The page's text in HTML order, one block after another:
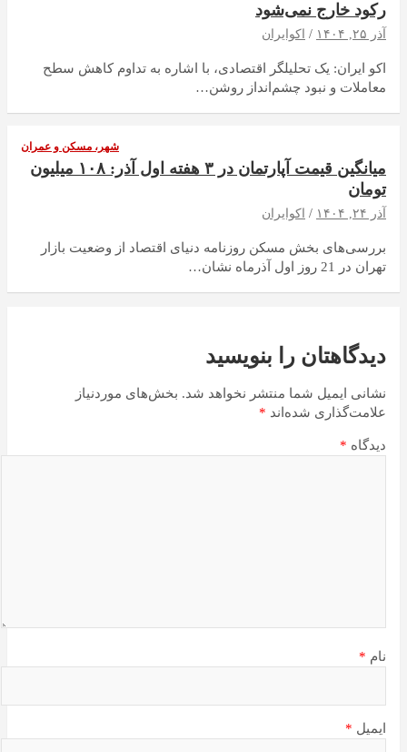
رکود خارج نمی‌شود
آذر ۲۵, ۱۴۰۴ اکوایران
اکو ایران: یک تحلیلگر اقتصادی، با اشاره به تداوم کاهش سطح
معاملات و نبود چشم‌انداز روشن…
شهر، مسکن و عمران
میانگین قیمت آپارتمان در ۳ هفته اول آذر: ۱۰۸ میلیون
تومان
آذر ۲۴, ۱۴۰۴ اکوایران
بررسی‌های بخش مسکن روزنامه دنیای اقتصاد از وضعیت بازار
تهران در 21 روز اول آذرماه نشان…
دیدگاهتان را بنویسید
نشانی ایمیل شما منتشر نخواهد شد. بخش‌های موردنیاز
علامت‌گذاری شده‌اند *
دیدگاه *
نام *
ایمیل *